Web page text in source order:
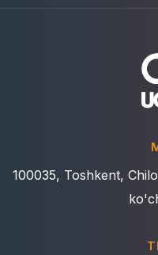
100035, Toshkent,